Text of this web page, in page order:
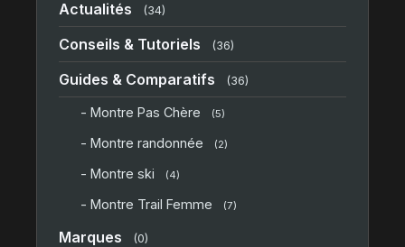
Actualités (34)
Conseils & Tutoriels (36)
Guides & Comparatifs (36)
- Montre Pas Chère (5)
- Montre randonnée (2)
- Montre ski (4)
- Montre Trail Femme (7)
Marques (0)